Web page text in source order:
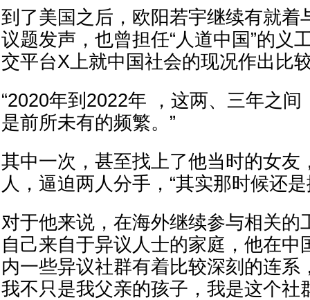
到了美国之后，欧阳若宇继续有就着
议题发声，也曾担任“人道中国”的义
交平台X上就中国社会的现况作出比
“2020年到2022年 ，这两、三年之
是前所未有的频繁。”
其中一次，甚至找上了他当时的女友
人，逼迫两人分手，“其实那时候还
对于他来说，在海外继续参与相关的
自己来自于异议人士的家庭，他在中
内一些异议社群有着比较深刻的连系
我不只是我父亲的孩子，我是这个社